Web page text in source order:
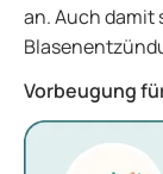
an. Auch damit
Vorbeugung